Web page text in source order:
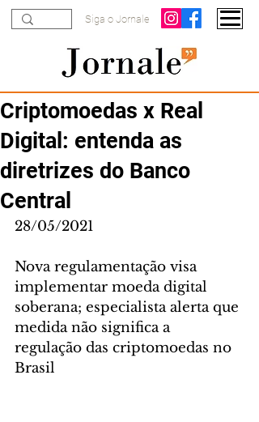
Siga o Jornale
Criptomoedas x Real
Digital: entenda as
diretrizes do Banco
Central
28/05/2021
Nova regulamentação visa
implementar moeda digital
soberana; especialista alerta que
medida não significa a
regulação das criptomoedas no
Brasil